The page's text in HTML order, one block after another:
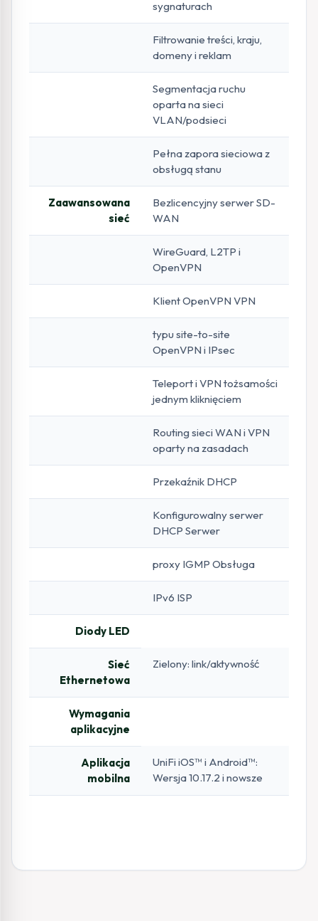
sygnaturach
Filtrowanie treści, kraju,
domeny i reklam
Segmentacja ruchu
oparta na sieci
VLAN/podsieci
Pełna zapora sieciowa z
obsługą stanu
Zaawansowana
sieć
Bezlicencyjny serwer SD-
WAN
WireGuard, L2TP i
OpenVPN
Klient OpenVPN VPN
typu site-to-site
OpenVPN i IPsec
Teleport i VPN tożsamości
jednym kliknięciem
Routing sieci WAN i VPN
oparty na zasadach
Przekaźnik DHCP
Konfigurowalny serwer
DHCP Serwer
proxy IGMP Obsługa
IPv6 ISP
Diody LED
Sieć
Ethernetowa
Zielony: link/aktywność
Wymagania
aplikacyjne
Aplikacja
mobilna
UniFi iOS™ i Android™:
Wersja 10.17.2 i nowsze